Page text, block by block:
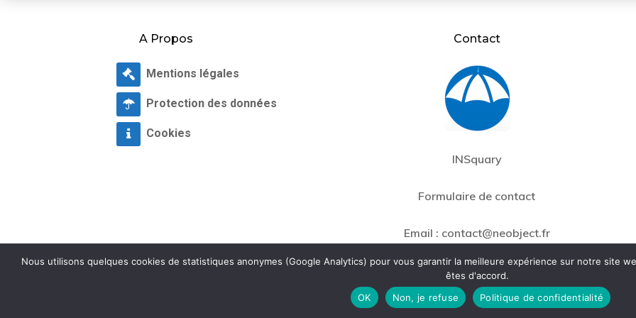
A Propos
Mentions légales
Protection des données
Cookies
Contact
INSquary
Formulaire de contact
Email : contact@neobject.fr
Nous utilisons quelques cookies de statistiques anonymes (Google Analytics) pour vous garantir la meilleure expérience sur notre site
êtes d'accord.
OK
Non, je refuse Politique de confidentialité